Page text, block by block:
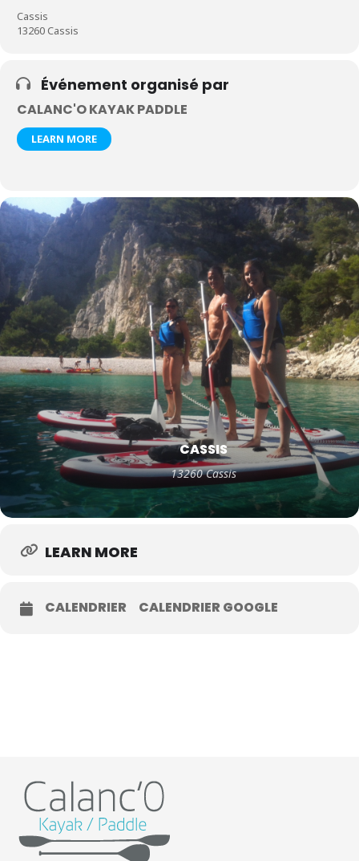
Cassis
13260 Cassis
Événement organisé par
CALANC'O KAYAK PADDLE
LEARN MORE
CASSIS
13260 Cassis
LEARN MORE
CALENDRIER CALENDRIER GOOGLE